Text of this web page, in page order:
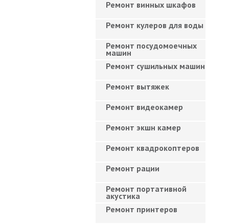
Ремонт винных шкафов
Ремонт кулеров для воды
Ремонт посудомоечных
машин
Ремонт сушильных машин
Ремонт вытяжек
Ремонт видеокамер
Ремонт экшн камер
Ремонт квадрокоптеров
Ремонт рации
Ремонт портативной
акустика
Ремонт принтеров